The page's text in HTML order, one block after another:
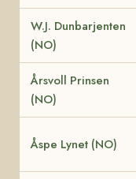
W.J. Dunbarjenten
(NO)
Årsvoll Prinsen
(NO)
Åspe Lynet (NO)